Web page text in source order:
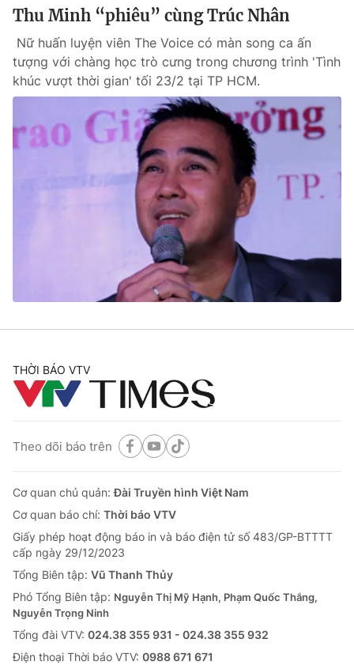
Thu Minh “phiêu” cùng Trúc Nhân
Nữ huấn luyện viên The Voice có màn song ca ấn
tượng với chàng học trò cưng trong chương trình 'Tình
khúc vượt thời gian' tối 23/2 tại TP HCM.
THỜI BÁO VTV
Theo dõi báo trên
Cơ quan chủ quản:Đài Truyền hình Việt Nam
Cơ quan báo chí: Thời báo VTV
Giấy phép hoạt động báo in và báo điện tử số 483/GP-BTTTT
cấp ngày 29/12/2023
Tổng Biên tập: Vũ Thanh Thủy
Phó Tổng Biên tập: Nguyễn Thị Mỹ Hạnh, Phạm Quốc Thắng,
Nguyễn Trọng Ninh
Tổng đài VTV: 024.38 355 931 - 024.38 355 932
Ðiện thoại Thời báo VTV: 0988 671 671